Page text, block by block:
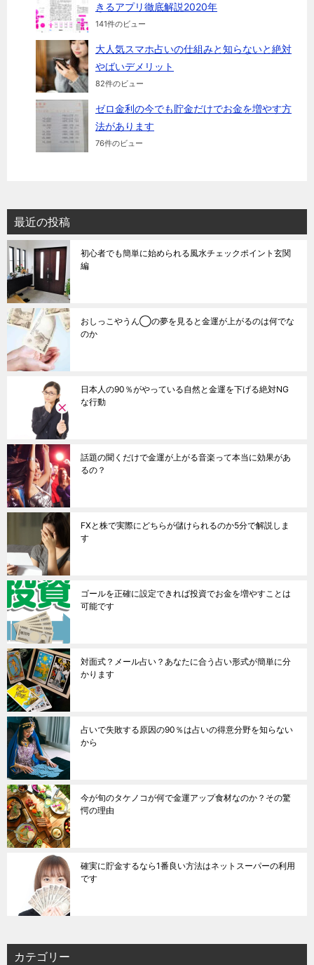
きるアプリ徹底解説2020年
141件のビュー
大人気スマホ占いの仕組みと知らないと絶対
やばいデメリット
82件のビュー
ゼロ金利の今でも貯金だけでお金を増やす方
法があります
76件のビュー
最近の投稿
初心者でも簡単に始められる風水チェックポイント玄関
編
おしっこやうん◯の夢を見ると金運が上がるのは何でな
のか
日本人の90％がやっている自然と金運を下げる絶対NG
な行動
話題の聞くだけで金運が上がる音楽って本当に効果があ
るの？
FXと株で実際にどちらが儲けられるのか5分で解説しま
す
ゴールを正確に設定できれば投資でお金を増やすことは
可能です
対面式？メール占い？あなたに合う占い形式が簡単に分
かります
占いで失敗する原因の90％は占いの得意分野を知らない
から
今が旬のタケノコが何で金運アップ食材なのか？その驚
愕の理由
確実に貯金するなら1番良い方法はネットスーパーの利用
です
カテゴリー